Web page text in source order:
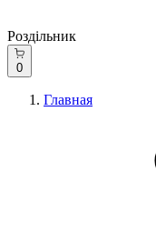
Роздільник
0
Главная